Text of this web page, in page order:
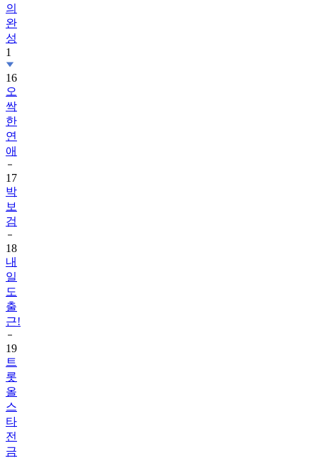
의
완
성
1
16
오
싹
한
연
애
17
박
보
검
18
내
일
도
출
근!
19
트
롯
올
스
타
전
금